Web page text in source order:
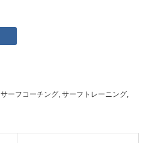
サーフコーチング, サーフトレーニング,